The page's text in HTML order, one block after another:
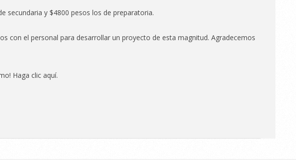
secundaria y $4800 pesos los de preparatoria.
con el personal para desarrollar un proyecto de esta magnitud. Agradecemos
Haga clic aquí.